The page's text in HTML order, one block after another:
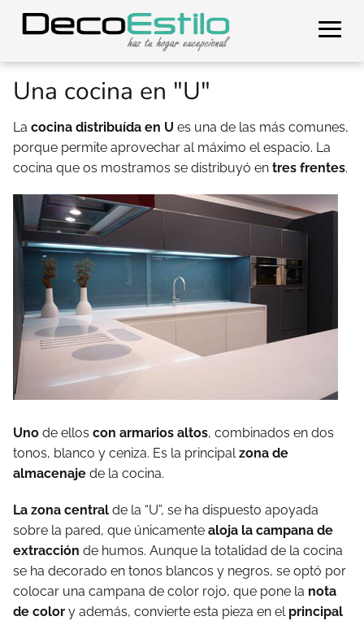
Una cocina en "U"
La cocina distribuída en U es una de las más comunes,
porque permite aprovechar al máximo el espacio. La
cocina que os mostramos se distribuyó en tres frentes.
Uno de ellos con armarios altos, combinados en dos
tonos, blanco y ceniza. Es la principalzona de
almacenaje de la cocina.
La zona central de la “U”, se ha dispuesto apoyada
sobre la pared, que únicamente aloja la campana de
extracción de humos. Aunque la totalidad de la cocina
se ha decorado en tonos blancos y negros, se optó por
colocar una campana de color rojo, que pone la nota
de color y además, convierte esta pieza en el principal